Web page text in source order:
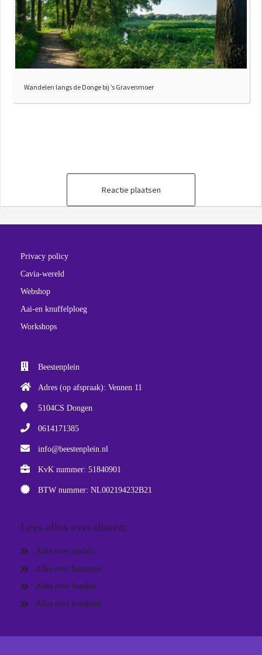
Wandelen langs de Donge bij ’s Gravenmoer
Reactie plaatsen
Privacy policy
Cavia-wereld
Webshop
Aai-en knuffelploeg
Workshops
Beestenplein
Adres (op afspraak): Vennen 11
5104CS Dongen
0614171385
info@beestenplein.nl
KvK nummer: 51840901
BTW nummer: NL002194232B21
Lees alles over dieren:
Alles over cavia's
Alles over hamsters
Alles over honden
Alles over konijnen